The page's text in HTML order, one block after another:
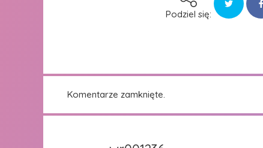
Podziel się:
Komentarze zamknięte.